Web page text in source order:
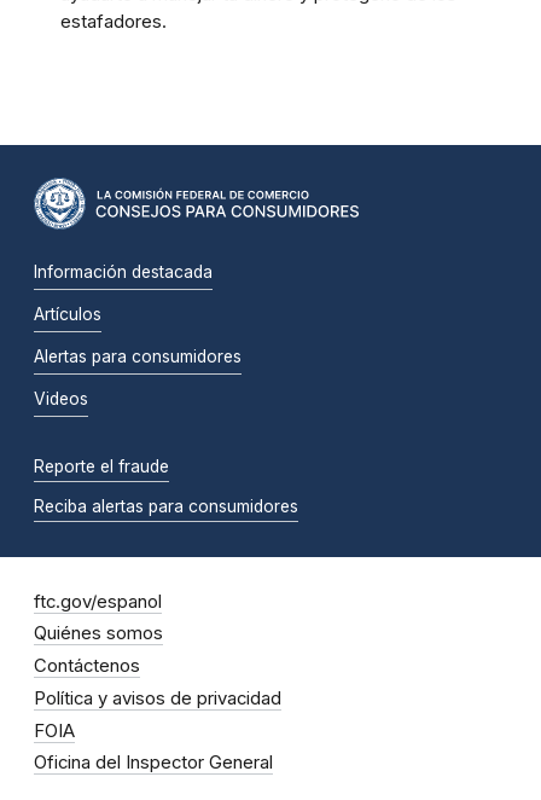
estafadores.
Información destacada
Artículos
Alertas para consumidores
Videos
Reporte el fraude
Reciba alertas para consumidores
ftc.gov/espanol
Quiénes somos
Contáctenos
Política y avisos de privacidad
FOIA
Oficina del Inspector General